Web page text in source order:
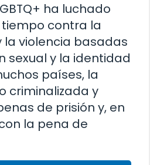
ha luchado
contra la
la violencia basadas
sexual y la identidad
países, la
criminalizada y
de prisión y, en
la pena de